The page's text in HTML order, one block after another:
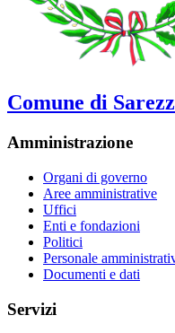
Comune di
Amministrazione
Organi di governo
Aree amministrative
Uffici
Enti e fondazioni
Politici
Personale
Documenti e dati
Servizi